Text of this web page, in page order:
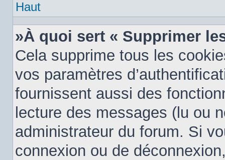
Haut
»À quoi sert « Supprimer
Cela supprime tous les
vos paramètres
fournissent aussi des
lecture des messages (lu ou
administrateur du forum. Si
connexion ou de